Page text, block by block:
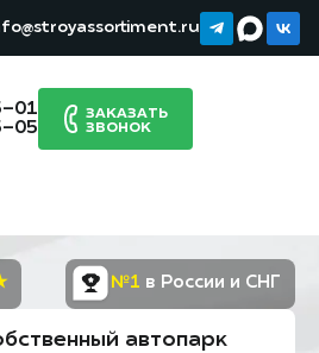
01
05
ЗАКАЗАТЬ
ЗВОНОК
№1 в России и СНГ
автопарк